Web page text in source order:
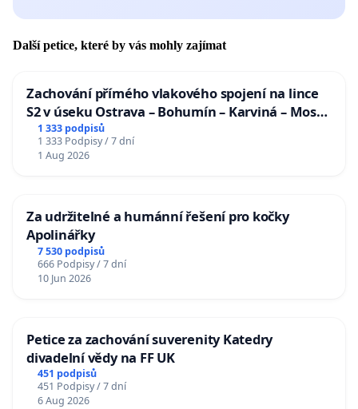
Další petice, které by vás mohly zajímat
Zachování přímého vlakového spojení na lince
S2 v úseku Ostrava – Bohumín – Karviná – Mosty
u Jablunkova
1 333 podpisů
1 333 Podpisy / 7 dní
1 Aug 2026
Za udržitelné a humánní řešení pro kočky
Apolinářky
7 530 podpisů
666 Podpisy / 7 dní
10 Jun 2026
Petice za zachování suverenity Katedry
divadelní vědy na FF UK
451 podpisů
451 Podpisy / 7 dní
6 Aug 2026